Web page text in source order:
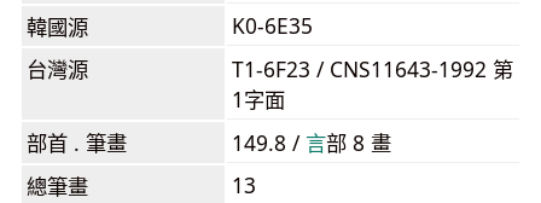
韓國源
K0-6E35
台灣源
T1-6F23 / CNS11643-1992 第
1字面
部首 . 筆畫
149.8 / ⾔部 8 畫
總筆畫
13